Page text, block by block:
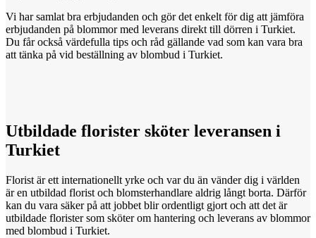
Vi har samlat bra erbjudanden och gör det enkelt för dig att jämföra
erbjudanden på blommor med leverans direkt till dörren i Turkiet.
Du får också värdefulla tips och råd gällande vad som kan vara bra
att tänka på vid beställning av blombud i Turkiet.
Utbildade florister sköter leveransen i
Turkiet
Florist är ett internationellt yrke och var du än vänder dig i världen
är en utbildad florist och blomsterhandlare aldrig långt borta. Därför
kan du vara säker på att jobbet blir ordentligt gjort och att det är
utbildade florister som sköter om hantering och leverans av blommor
med blombud i Turkiet.